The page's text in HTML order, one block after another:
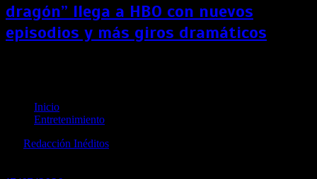
dragón” llega a HBO con nuevos
episodios y más giros dramáticos
Inicio
Entretenimiento
Redacción Inéditos